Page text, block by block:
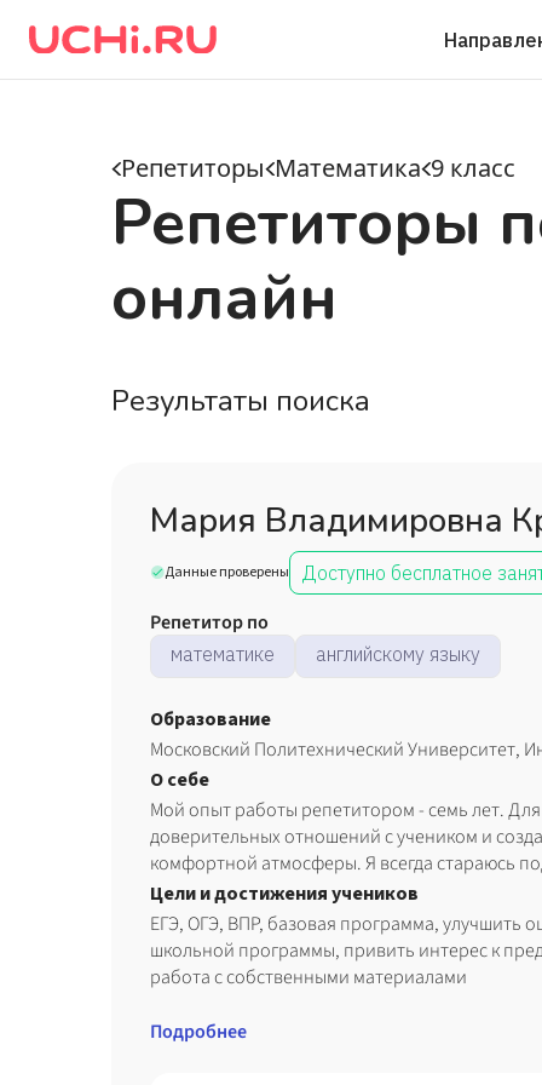
Репетиторы Математика 9 класс
Репетиторы
онлайн
Результаты поиска
Мария Владимировна
Данные проверены Доступно бесплатное
Репетитор по
математике английскому языку
Образование
Московский Политехнический Университет,
О себе
Мой опыт работы репетитором - семь лет.
доверительных отношений с учеником и
комфортной атмосферы. Я всегда стараюсь
зависимости от каждой конкретной ситуации и задач.
получится подготовиться к экзаменам,
контрольных и выхода к доске или получать
удовольствия, если это уже ваш конек!
Цели и достижения учеников
ЕГЭ, ОГЭ, ВПР, базовая программа, улучшить
школьной программы, привить интерес к
работа с собственными материалами
Подробнее